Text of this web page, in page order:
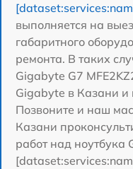
выполняется на
габаритного
ремонта. В таких
Gigabyte G7
Gigabyte в Казани и
Позвоните и наш
Казани
работ над ноутбука